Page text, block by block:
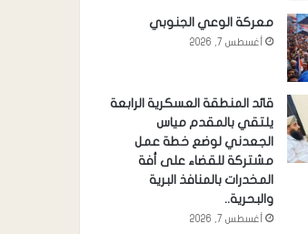
معركة الوعي الجنوبي
أغسطس 7, 2026
قائد المنطقة العسكرية الرابعة
يلتقي بالمقدم مياس
الجعدني لوضع خطة عمل
مشتركة للقضاء على أفة
المخدرات بالمنافذ البرية
والبحرية..
أغسطس 7, 2026